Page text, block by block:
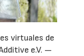
virtuales de
e.V. —